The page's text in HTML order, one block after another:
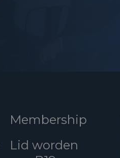
Membership
Lid worden